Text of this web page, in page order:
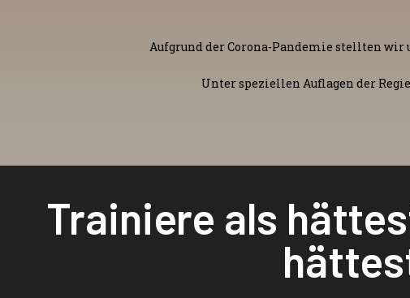
Aufgrund der Corona-Pandemie stellten wir
Unter speziellen Auflagen der
Trainiere als